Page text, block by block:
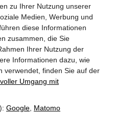
zu Ihrer Nutzung unserer
Medien, Werbung und
diese Informationen
zusammen, die Sie
Ihrer Nutzung der
Informationen dazu, wie
verwendet, finden Sie auf der
Umgang mit
Google Matomo